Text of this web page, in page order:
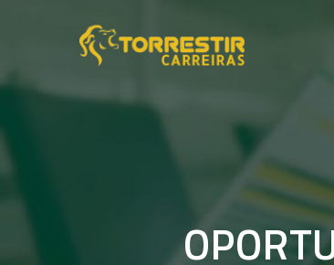
TORRESTIR
CARREIRAS